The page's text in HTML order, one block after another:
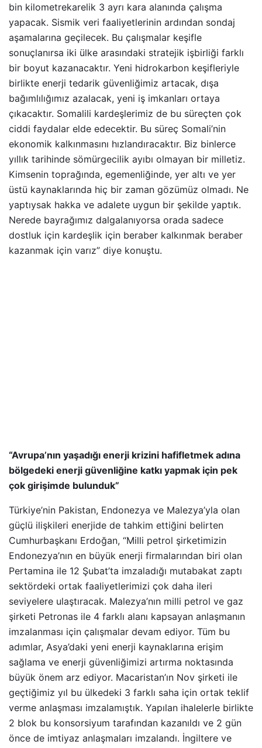
bin kilometrekarelik 3 ayrı kara alanında çalışma
yapacak. Sismik veri faaliyetlerinin ardından sondaj
aşamalarına geçilecek. Bu çalışmalar keşifle
sonuçlanırsa iki ülke arasındaki stratejik işbirliği farklı
bir boyut kazanacaktır. Yeni hidrokarbon keşifleriyle
birlikte enerji tedarik güvenliğimiz artacak, dışa
bağımlılığımız azalacak, yeni iş imkanları ortaya
çıkacaktır. Somalili kardeşlerimiz de bu süreçten çok
ciddi faydalar elde edecektir. Bu süreç Somali’nin
ekonomik kalkınmasını hızlandıracaktır. Biz binlerce
yıllık tarihinde sömürgecilik ayıbı olmayan bir milletiz.
Kimsenin toprağında, egemenliğinde, yer altı ve yer
üstü kaynaklarında hiç bir zaman gözümüz olmadı. Ne
yaptıysak hakka ve adalete uygun bir şekilde yaptık.
Nerede bayrağımız dalgalanıyorsa orada sadece
dostluk için kardeşlik için beraber kalkınmak beraber
kazanmak için varız” diye konuştu.
“Avrupa’nın yaşadığı enerji krizini hafifletmek adına
bölgedeki enerji güvenliğine katkı yapmak için pek
çok girişimde bulunduk”
Türkiye’nin Pakistan, Endonezya ve Malezya’yla olan
güçlü ilişkileri enerjide de tahkim ettiğini belirten
Cumhurbaşkanı Erdoğan, “Milli petrol şirketimizin
Endonezya’nın en büyük enerji firmalarından biri olan
Pertamina ile 12 Şubat’ta imzaladığı mutabakat zaptı
sektördeki ortak faaliyetlerimizi çok daha ileri
seviyelere ulaştıracak. Malezya’nın milli petrol ve gaz
şirketi Petronas ile 4 farklı alanı kapsayan anlaşmanın
imzalanması için çalışmalar devam ediyor. Tüm bu
adımlar, Asya’daki yeni enerji kaynaklarına erişim
sağlama ve enerji güvenliğimizi artırma noktasında
büyük önem arz ediyor. Macaristan’ın Nov şirketi ile
geçtiğimiz yıl bu ülkedeki 3 farklı saha için ortak teklif
verme anlaşması imzalamıştık. Yapılan ihalelerle birlikte
2 blok bu konsorsiyum tarafından kazanıldı ve 2 gün
önce de imtiyaz anlaşmaları imzalandı. İngiltere ve